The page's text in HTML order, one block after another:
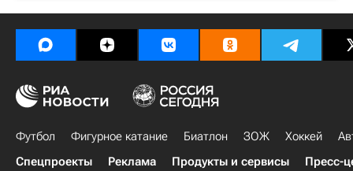
Футбол Фигурное катание Биатлон ЗОЖ Хоккей
Спецпроекты
Реклама Продукты и сервисы Пресс-